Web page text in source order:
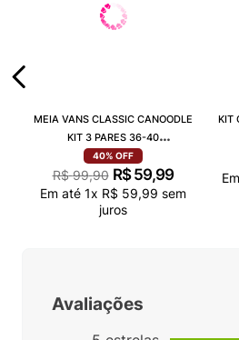
MEIA VANS CLASSIC CANOODLE
KIT 3 PARES 36-40
VN000QCAJU4
40% OFF
R$ 99,90 R$ 59,99
Em até 1x R$ 59,99 sem
juros
KIT
Avaliações